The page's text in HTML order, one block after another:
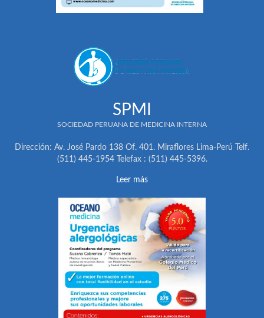
SPMI
SOCIEDAD PERUANA DE MEDICINA INTERNA
Dirección: Av. José Pardo 138 Of. 401. Miraflores Lima-Perú Telf.
(511) 445-1954 Telefax : (511) 445-5396.
Leer más